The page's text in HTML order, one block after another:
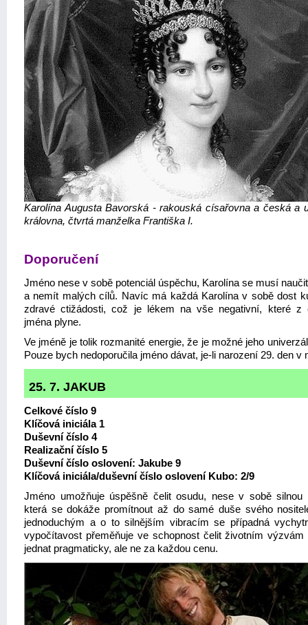
Karolína Augusta Bavorská - rakouská císařovna a česká a
královna, čtvrtá manželka Františka I.
Doporučení
Jméno nese v sobě potenciál úspěchu, Karolína se musí
a nemít malých cílů. Navíc má každá Karolína v sobě dost
zdravé ctižádosti, což je lékem na vše negativní, které z
jména plyne.
Ve jméně je tolik rozmanité energie, že je možné jeho
Pouze bych nedoporučila jméno dávat, je-li narození 29. den v
25. 7. JAKUB
Celkové číslo 9
Klíčová iniciála 1
Duševní číslo 4
Realizační číslo 5
Duševní číslo oslovení: Jakube 9
Klíčová iniciála/duševní číslo oslovení Kubo: 2/9
Jméno umožňuje úspěšně čelit osudu, nese v sobě silnou
která se dokáže promítnout až do samé duše svého
jednoduchým a o to silnějším vibracím se případná
vypočítavost přeměňuje ve schopnost čelit životním výzvám
jednat pragmaticky, ale ne za každou cenu.